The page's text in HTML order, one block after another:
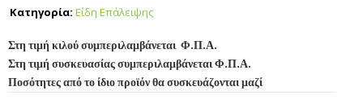
Κατηγορία: Είδη Επάλειψης
Στη τιμή κιλού συμπεριλαμβάνεται Φ.Π.Α.
Στη τιμή συσκευασίας συμπεριλαμβάνεται Φ.Π.Α.
Ποσότητες από το ίδιο προϊόν θα συσκευάζονται μαζί